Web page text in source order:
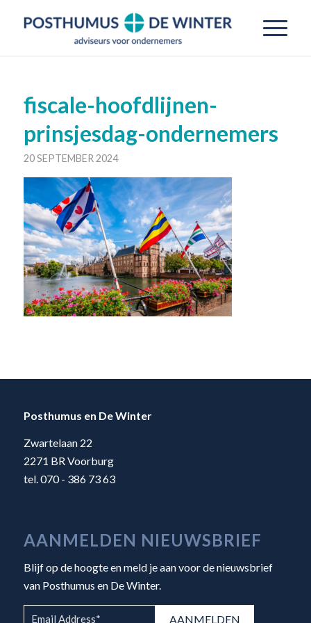
fiscale-hoofdlijnen-
prinsjesdag-ondernemers
20 SEPTEMBER 2024
Posthumus en De Winter
Zwartelaan 22
2271 BR Voorburg
tel. 070 - 386 73 63
AANMELDEN NIEUWSBRIEF
Blijf op de hoogte en meld je aan voor de nieuwsbrief
van Posthumus en De Winter.